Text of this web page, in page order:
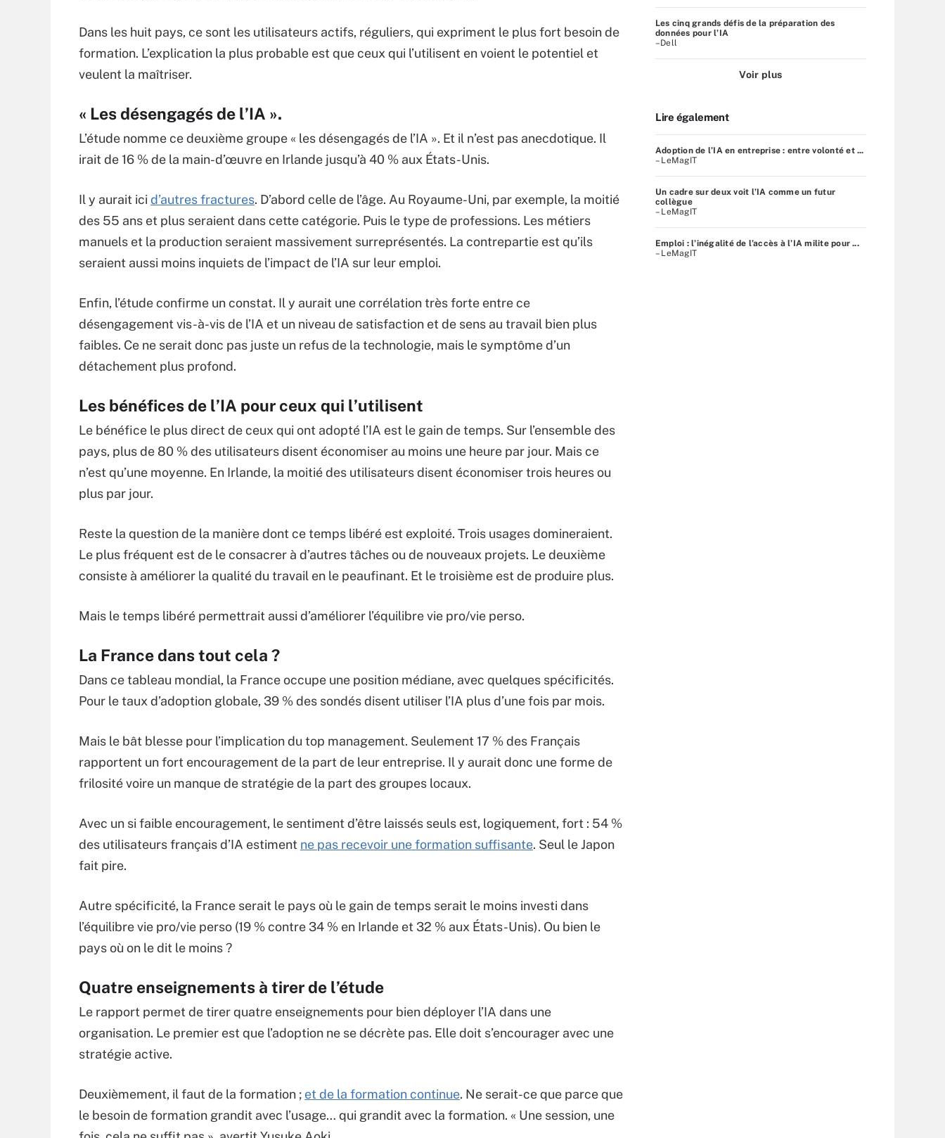
Dans les huit pays, ce sont les utilisateurs actifs, réguliers, qui expriment le plus fort besoin de
formation. L’explication la plus probable est que ceux qui l’utilisent en voient le potentiel et
veulent la maîtriser.
« Les désengagés de l’IA ».
L’étude nomme ce deuxième groupe « les désengagés de l’IA ». Et il n’est pas anecdotique. Il
irait de 16 % de la main-d’œuvre en Irlande jusqu’à 40 % aux États-Unis.
Il y aurait ici d’autres fractures. D’abord celle de l’âge. Au Royaume-Uni, par exemple, la moitié
des 55 ans et plus seraient dans cette catégorie. Puis le type de professions. Les métiers
manuels et la production seraient massivement surreprésentés. La contrepartie est qu’ils
seraient aussi moins inquiets de l’impact de l’IA sur leur emploi.
Enfin, l’étude confirme un constat. Il y aurait une corrélation très forte entre ce
désengagement vis-à-vis de l’IA et un niveau de satisfaction et de sens au travail bien plus
faibles. Ce ne serait donc pas juste un refus de la technologie, mais le symptôme d’un
détachement plus profond.
Les bénéfices de l’IA pour ceux qui l’utilisent
Le bénéfice le plus direct de ceux qui ont adopté l’IA est le gain de temps. Sur l’ensemble des
pays, plus de 80 % des utilisateurs disent économiser au moins une heure par jour. Mais ce
n’est qu’une moyenne. En Irlande, la moitié des utilisateurs disent économiser trois heures ou
plus par jour.
Reste la question de la manière dont ce temps libéré est exploité. Trois usages domineraient.
Le plus fréquent est de le consacrer à d’autres tâches ou de nouveaux projets. Le deuxième
consiste à améliorer la qualité du travail en le peaufinant. Et le troisième est de produire plus.
Mais le temps libéré permettrait aussi d’améliorer l’équilibre vie pro/vie perso.
La France dans tout cela ?
Dans ce tableau mondial, la France occupe une position médiane, avec quelques spécificités.
Pour le taux d’adoption globale, 39 % des sondés disent utiliser l’IA plus d’une fois par mois.
Mais le bât blesse pour l’implication du top management. Seulement 17 % des Français
rapportent un fort encouragement de la part de leur entreprise. Il y aurait donc une forme de
frilosité voire un manque de stratégie de la part des groupes locaux.
Avec un si faible encouragement, le sentiment d’être laissés seuls est, logiquement, fort : 54 %
des utilisateurs français d’IA estiment ne pas recevoir une formation suffisante. Seul le Japon
fait pire.
Autre spécificité, la France serait le pays où le gain de temps serait le moins investi dans
l’équilibre vie pro/vie perso (19 % contre 34 % en Irlande et 32 % aux États-Unis). Ou bien le
pays où on le dit le moins ?
Quatre enseignements à tirer de l’étude
Le rapport permet de tirer quatre enseignements pour bien déployer l’IA dans une
organisation. Le premier est que l’adoption ne se décrète pas. Elle doit s’encourager avec une
stratégie active.
Deuxièmement, il faut de la formation ; et de la formation continue. Ne serait-ce que parce que
le besoin de formation grandit avec l’usage… qui grandit avec la formation. « Une session, une
Les cinq grands défis de la préparation des
données pour l’IA
–Dell
Voir plus
Lire également
Adoption de l’IA en entreprise : entre volonté et ...
– LeMagIT
Un cadre sur deux voit l’IA comme un futur
collègue
– LeMagIT
Emploi : l’inégalité de l’accès à l’IA milite pour ...
– LeMagIT